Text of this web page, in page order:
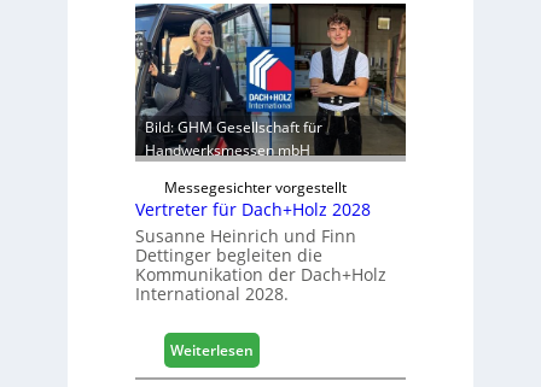
k
b
e
r
e
i
c
h
g
e
r
S
t
a
b
i
l
e
s
G
e
s
c
h
Bild: GHM Gesellschaft für
Handwerksmessen mbH
Messegesichter vorgestellt
Vertreter für Dach+Holz 2028
Susanne Heinrich und Finn
Dettinger begleiten die
Kommunikation der Dach+Holz
International 2028.
Weiterlesen:
V